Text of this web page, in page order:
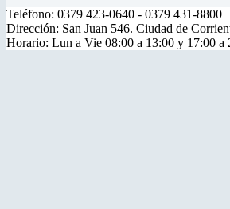
Teléfono: 0379 423-0640 - 0379 431-8800
Dirección: San Juan 546. Ciudad de
Horario: Lun a Vie 08:00 a 13:00 y 17:00 a